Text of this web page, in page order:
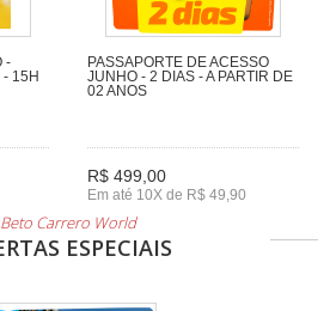
-
- 15H
PASSAPORTE DE ACESSO
JUNHO - 2 DIAS - A PARTIR DE
02 ANOS
R$ 499,00
Em até 10X de R$ 49,90
Beto Carrero World
ESPECIAIS